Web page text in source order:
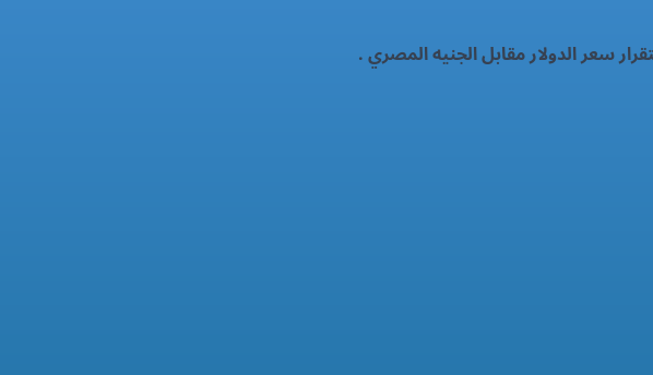
سعر الدولار مقابل الجنيه المصري .